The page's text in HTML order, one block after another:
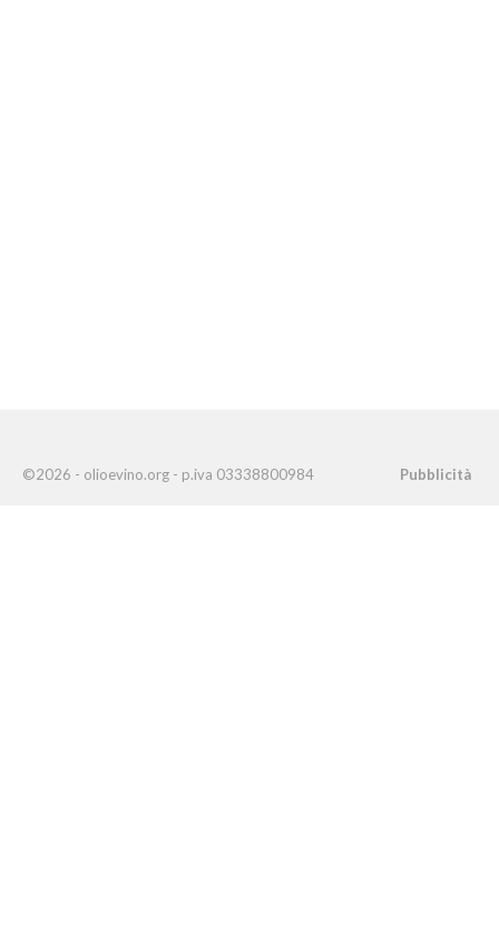
©2026 - olioevino.org - p.iva 03338800984 Pubblicità